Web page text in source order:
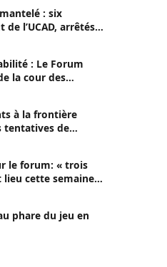
: six
l’UCAD, arrêtés à
avoir propagé le
: Le Forum
la cour des
à la frontière
tentatives de
le forum: « trois
lieu cette semaine à
phare du jeu en